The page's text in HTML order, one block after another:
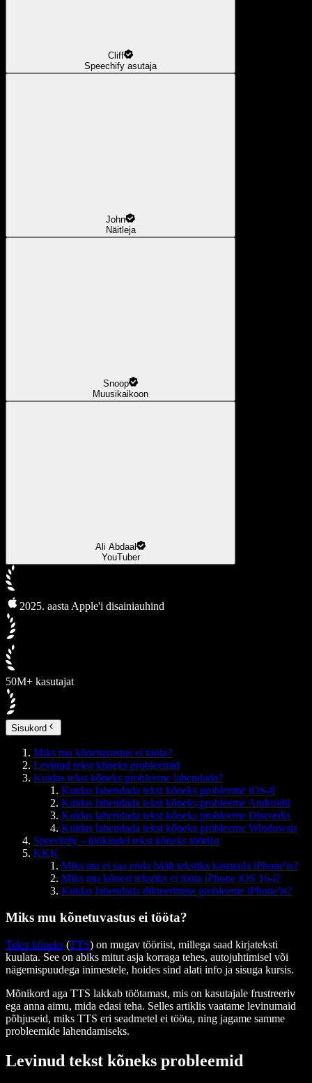
Cliff
Speechify asutaja
John
Näitleja
Snoop
Muusikaikoon
Ali Abdaal
YouTuber
2025. aasta Apple'i disainiauhind
50M+ kasutajat
Sisukord
Miks mu kõnetuvastus ei tööta?
Levinud tekst kõneks probleemid
Kuidas tekst kõneks probleeme lahendada?
Kuidas lahendada tekst kõneks probleeme iOS-il
Kuidas lahendada tekst kõneks probleeme Androidil
Kuidas lahendada tekst kõneks probleeme Discordis
Kuidas lahendada tekst kõneks probleeme Windowsis
Speechify – töökindel tekst kõneks tööriist
KKK
Miks ma ei saa enda häält tekstiks kasutada iPhone'is?
Miks mu kõnest tekstiks ei tööta iPhone iOS 16-l?
Kuidas lahendada dikteerimise probleeme iPhone'is?
Miks mu kõnetuvastus ei tööta?
Tekst kõneks (TTS) on mugav tööriist, millega saad kirjateksti
kuulata. See on abiks mitut asja korraga tehes, autojuhtimisel või
nägemispuudega inimestele, hoides sind alati info ja sisuga kursis.
Mõnikord aga TTS lakkab töötamast, mis on kasutajale frustreeriv
ega anna aimu, mida edasi teha. Selles artiklis vaatame levinumaid
põhjuseid, miks TTS eri seadmetel ei tööta, ning jagame samme
probleemide lahendamiseks.
Levinud tekst kõneks probleemid